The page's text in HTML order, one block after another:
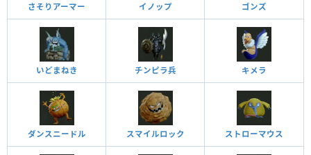
さそりアーマー イノップ ゴンズ
いどまねき チンピラ兵 キメラ
ダンスニードル スマイルロック ストローマウス